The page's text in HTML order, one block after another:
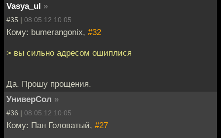
Vasya_ul »
#35 | 08.05.12 10:05
Кому: bumerangonix, #32
> вы сильно адресом ошиплися
Да. Прошу прощения.
УниверСол »
#36 | 08.05.12 10:05
Кому: Пан Головатый, #27